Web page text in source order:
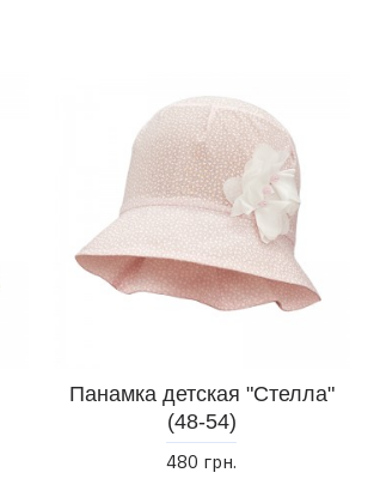
Панамка детская "Стелла"
(48-54)
480 грн.